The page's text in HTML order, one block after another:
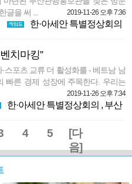
글을 써 ...
2019-11-26 오후 7:36
한·아세안 특별정상회의
치마킹”
스포츠 교류 더 활성화를 - 베트남 남
빠른 경제 성장에 주목한다. 우리는
2019-11-26 오후 7:34
한·아세안 특별정상회의 , 부산
4 5
[다
음]